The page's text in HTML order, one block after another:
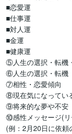
■恋愛運
■仕事運
■対人運
■金運
■健康運
⑤人生の選択・転機
⑥人生の選択・転機
⑦相性・恋愛傾向
⑧現在気になってい
⑨将来的な夢や不安
⑩感性メッセージ(
(例：2月20日に依